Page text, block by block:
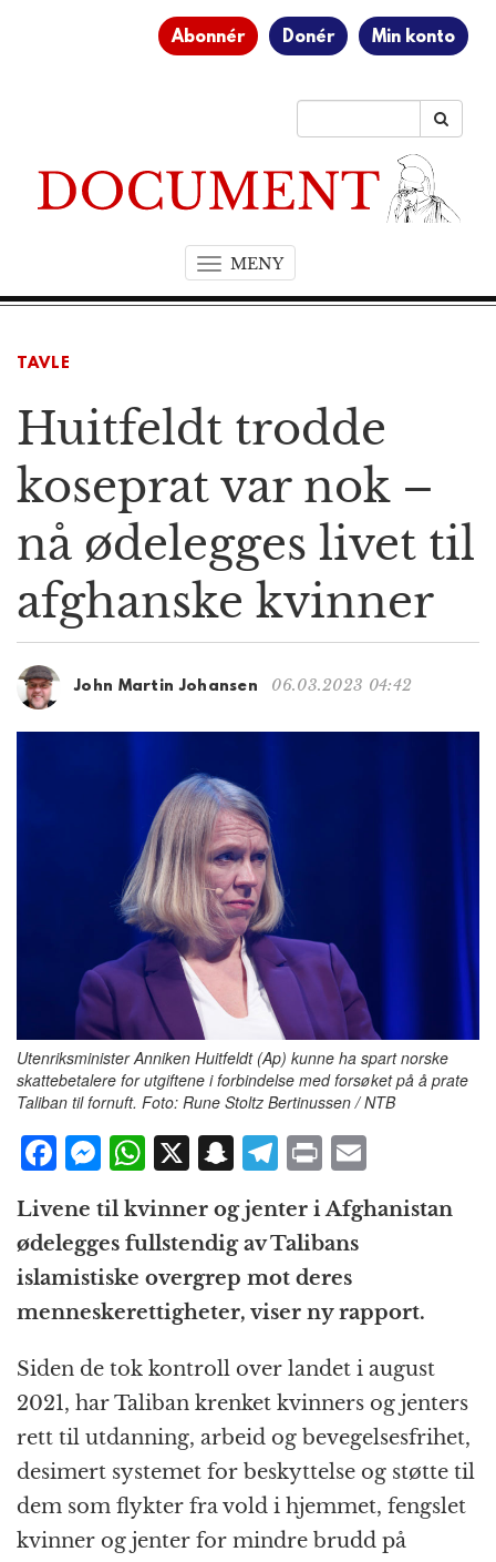
Abonnér Donér Min konto
MENYT
o
a
i
a
t
o
TAVLE
Huitfeldt trodde
koseprat var nok –
nå ødelegges livet til
afghanske kvinner
John Martin Johansen 06.03.2023 04:42
Utenriksminister Anniken Huitfeldt (Ap) kunne ha spart norske
skattebetalere for utgiftene i forbindelse med forsøket på å prate
Taliban til fornuft. Foto: Rune Stoltz Bertinussen / NTB
F
c
e
b
o
o
k
M
e
ss
e
n
g
e
r
W
h
at
s
A
p
p
X S
n
a
p
c
h
at
T
e
g
r
a
m
P
ri
n
t
m
ai
Livene til kvinner og jenter i Afghanistan
ødelegges fullstendig av Talibans
islamistiske overgrep mot deres
menneskerettigheter, viser ny rapport.
Siden de tok kontroll over landet i august
2021, har Taliban krenket kvinners og jenters
rett til utdanning, arbeid og bevegelsesfrihet,
desimert systemet for beskyttelse og støtte til
dem som flykter fra vold i hjemmet, fengslet
kvinner og jenter for mindre brudd på